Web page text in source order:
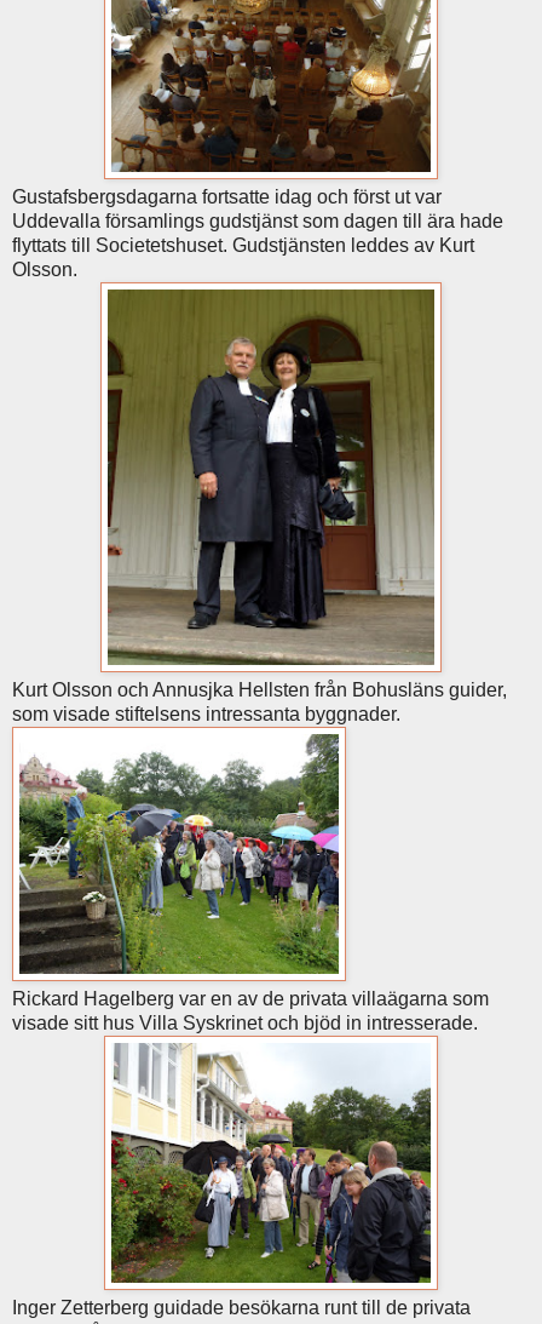
Gustafsbergsdagarna fortsatte idag och först ut var
Uddevalla församlings gudstjänst som dagen till ära hade
flyttats till Societetshuset. Gudstjänsten leddes av Kurt
Olsson.
Kurt Olsson och Annusjka Hellsten från Bohusläns guider,
som visade stiftelsens intressanta byggnader.
Rickard Hagelberg var en av de privata villaägarna som
visade sitt hus Villa Syskrinet och bjöd in intresserade.
Inger Zetterberg guidade besökarna runt till de privata